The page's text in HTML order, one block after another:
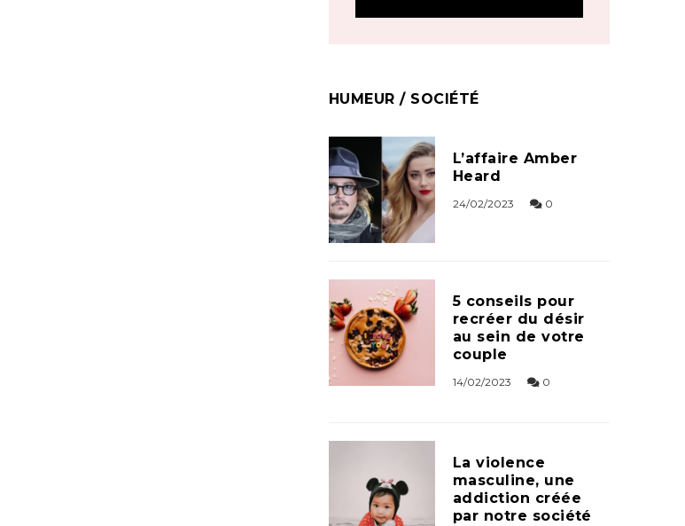
HUMEUR / SOCIÉTÉ
L’affaire Amber
Heard
24/02/2023 0
5 conseils pour
recréer du désir
au sein de votre
couple
14/02/2023 0
La violence
masculine, une
addiction créée
par notre société